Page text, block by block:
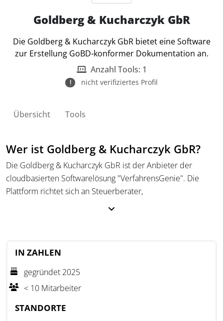
Goldberg & Kucharczyk GbR
Die Goldberg & Kucharczyk GbR bietet eine Software
zur Erstellung GoBD-konformer Dokumentation an.
Anzahl Tools: 1
nicht verifiziertes Profil
Übersicht Tools
Wer ist Goldberg & Kucharczyk GbR?
Die Goldberg & Kucharczyk GbR ist der Anbieter der
cloudbasierten Softwarelösung "VerfahrensGenie". Die
Plattform richtet sich an Steuerberater,
Anforderungen verlässlich zu erfüllen.
Die Software wurde in Zusammenarbeit mit Beratern
entwickelt, um eine benutzerfreundliche Umsetzung der
Dokumentationspflicht zu ermöglichen. Sie bietet klare
IN ZAHLEN
gegründet 2025
< 10 Mitarbeiter
STANDORTE